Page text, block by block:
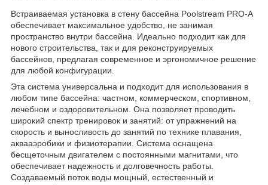
Встраиваемая установка в стену бассейна Poolstream PRO-A
обеспечивает максимальное удобство, не занимая
пространство внутри бассейна. Идеально подходит как для
нового строительства, так и для реконструируемых
бассейнов, предлагая современное и эргономичное решение
для любой конфигурации.
Эта система универсальна и подходит для использования в
любом типе бассейна: частном, коммерческом, спортивном,
лечебном и оздоровительном. Она позволяет проводить
широкий спектр тренировок и занятий: от упражнений на
скорость и выносливость до занятий по технике плавания,
аквааэробики и физиотерапии. Система оснащена
бесщеточным двигателем с постоянными магнитами, что
обеспечивает надежность и долговечность работы.
Создаваемый поток воды мощный, естественный и